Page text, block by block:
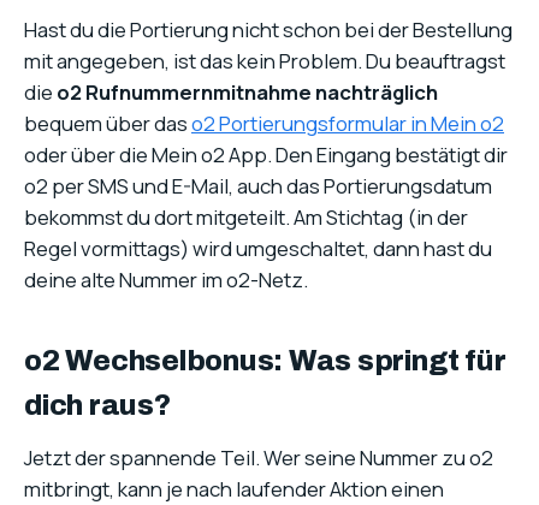
Hast du die Portierung nicht schon bei der Bestellung
mit angegeben, ist das kein Problem. Du beauftragst
die o2 Rufnummernmitnahme nachträglich
bequem über daso2 Portierungsformular in Mein o2
oder über die Mein o2 App. Den Eingang bestätigt dir
o2 per SMS und E-Mail, auch das Portierungsdatum
bekommst du dort mitgeteilt. Am Stichtag (in der
Regel vormittags) wird umgeschaltet, dann hast du
deine alte Nummer im o2-Netz.
o2 Wechselbonus: Was springt für
dich raus?
Jetzt der spannende Teil. Wer seine Nummer zu o2
mitbringt, kann je nach laufender Aktion einen